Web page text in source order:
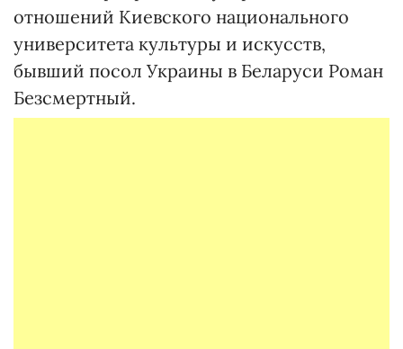
отношений Киевского национального
университета культуры и искусств,
бывший посол Украины в Беларуси Роман
Безсмертный.